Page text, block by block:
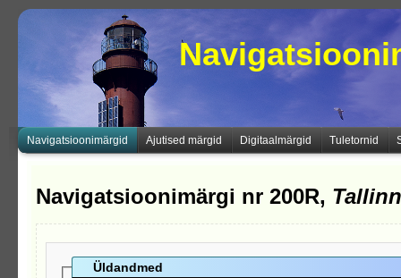
Navigatsioonimärgid Ajutised märgid Digitaalmärgid Tuletornid
Navigatsioonimärgi nr 200R,
Üldandmed